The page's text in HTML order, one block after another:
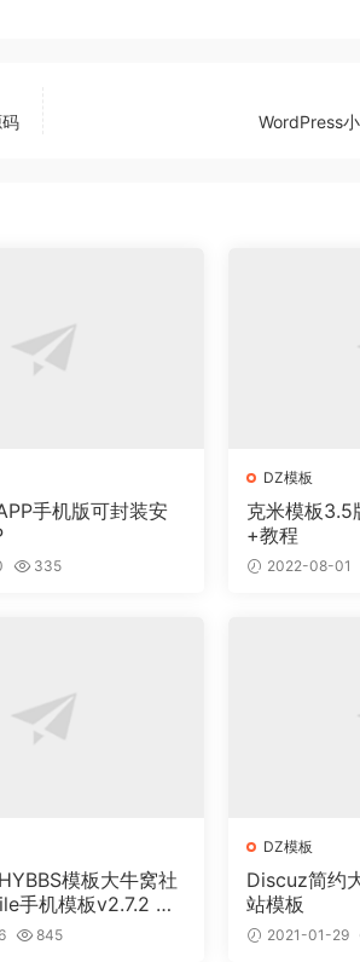
WordPress
手机版可封装安
335
DZ模板
克米模板3.5
+教程
2022-08-01
模板大牛窝社
手机模板v2.7.2 免
845
DZ模板
Discuz简约
站模板
2021-01-29